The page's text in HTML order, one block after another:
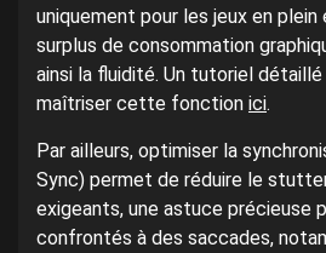
uniquement pour les jeux en plein
surplus de consommation
ainsi la fluidité. Un tutoriel
maîtriser cette fonction ici.
Par ailleurs, optimiser la
Sync) permet de réduire le
exigeants, une astuce précieuse
confrontés à des saccades,